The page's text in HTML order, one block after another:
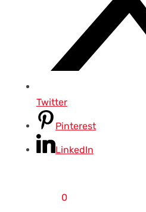
Twitter
Pinterest
LinkedIn
0